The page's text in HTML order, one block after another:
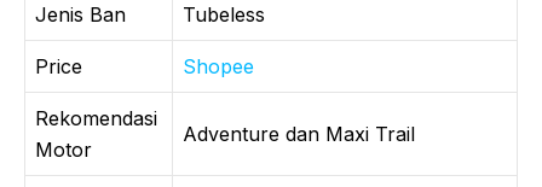
Jenis Ban Tubeless
Price Shopee
Rekomendasi
Motor
Adventure dan Maxi Trail